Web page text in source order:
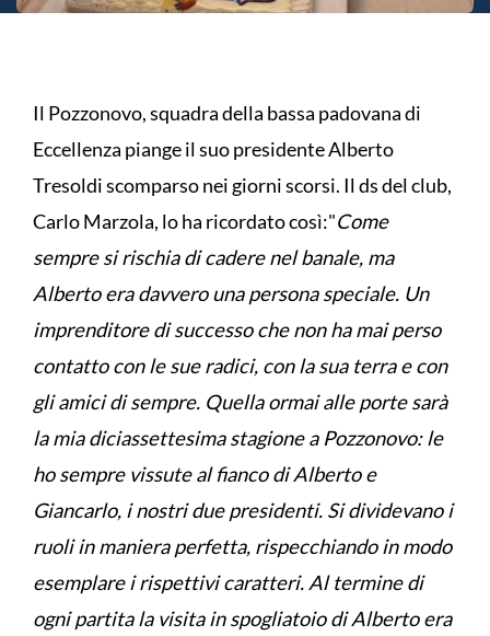
Il Pozzonovo, squadra della bassa padovana di
Eccellenza piange il suo presidente Alberto
Tresoldi scomparso nei giorni scorsi. Il ds del club,
Carlo Marzola, lo ha ricordato così:"Come
sempre si rischia di cadere nel banale, ma
Alberto era davvero una persona speciale. Un
imprenditore di successo che non ha mai perso
contatto con le sue radici, con la sua terra e con
gli amici di sempre. Quella ormai alle porte sarà
la mia diciassettesima stagione a Pozzonovo: le
ho sempre vissute al fianco di Alberto e
Giancarlo, i nostri due presidenti. Si dividevano i
ruoli in maniera perfetta, rispecchiando in modo
esemplare i rispettivi caratteri. Al termine di
ogni partita la visita in spogliatoio di Alberto era